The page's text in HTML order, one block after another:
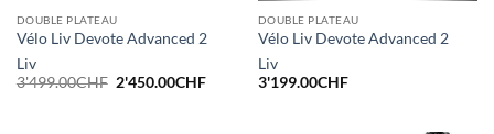
DOUBLE PLATEAU
Vélo Liv Devote Advanced 2
Liv
3'499.00CHF Le
2'450.00CHFLe
DOUBLE PLATEAU
Vélo Liv Devote Advanced 2
Liv
3'199.00CHF